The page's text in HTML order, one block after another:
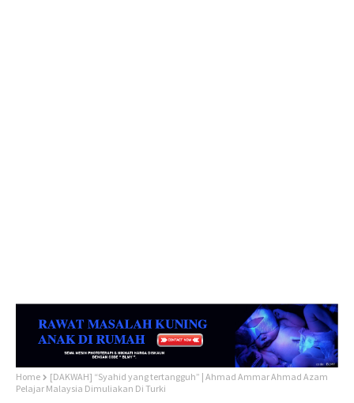
Home
[DAKWAH] “Syahid yang tertangguh” | Ahmad Ammar Ahmad Azam
Pelajar Malaysia Dimuliakan Di Turki